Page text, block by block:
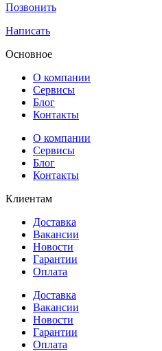
Позвонить
Написать
Основное
О компании
Сервисы
Блог
Контакты
О компании
Сервисы
Блог
Контакты
Клиентам
Доставка
Вакансии
Новости
Гарантии
Оплата
Доставка
Вакансии
Новости
Гарантии
Оплата